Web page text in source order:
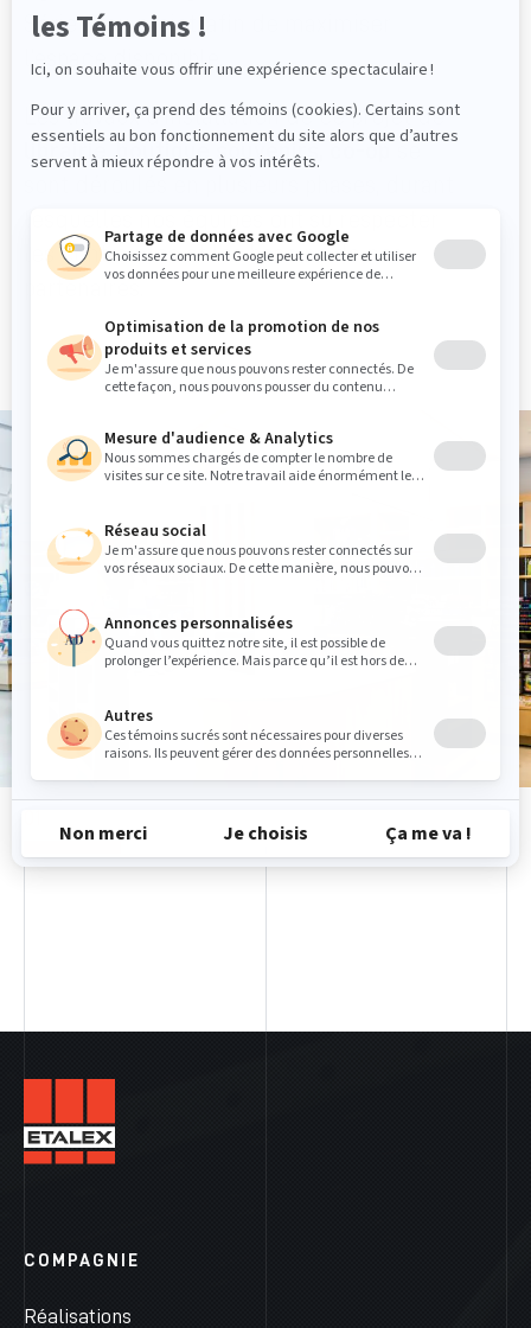
Série C au projet, afin de maximiser
l’espace disponible.
Les travaux d’installation de ce projet de
librairie
boutique souvenirs, co-op
les contraintes et les besoins de nos
COMPAGNIE
Réalisations